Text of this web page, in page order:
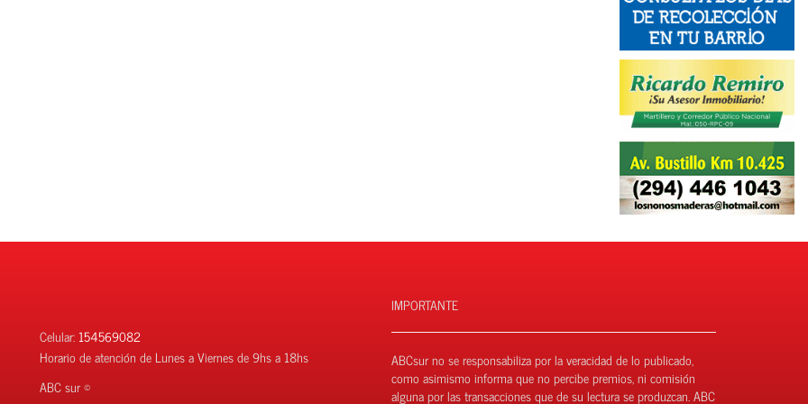
Celular:154569082
Horario de atención de Lunes a Viernes de 9hs a 18hs
ABC sur ©
IMPORTANTE
ABCsur no se responsabiliza por la veracidad de lo publicado,
como asimismo informa que no percibe premios, ni comisión
alguna por las transacciones que de su lectura se produzcan. ABC